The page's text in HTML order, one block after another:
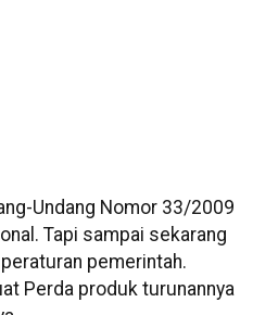
Undang Nomor 33/2009
Tapi sampai sekarang
pemerintah.
Perda produk turunannya